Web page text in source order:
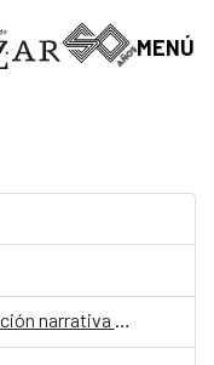
MENÚ
“Reencuentros” y “Caminos de la ficción narrativa paraguaya (de 1544 a 1960)”